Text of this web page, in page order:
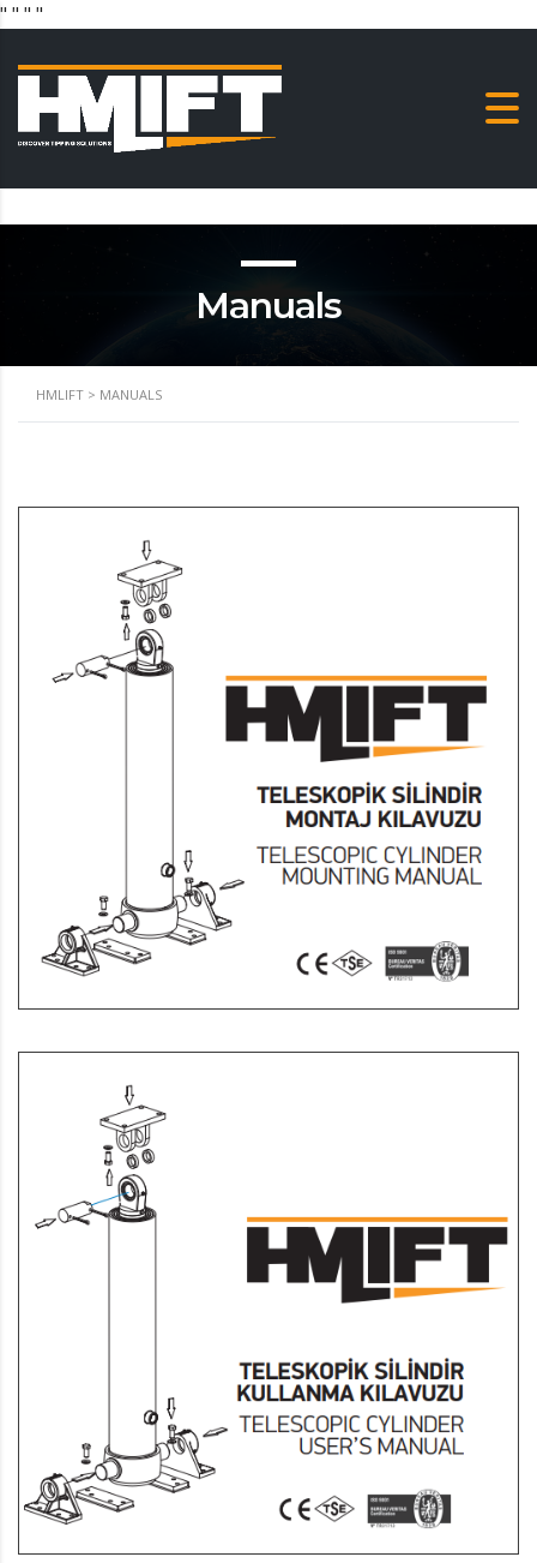
" " " "
Manuals
HMLIFT > MANUALS